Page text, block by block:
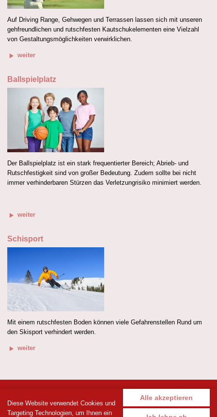
Diese Website verwendet Cookies und
Targeting Technologien, um Ihnen ein
Alle akzeptieren
Auf Driving Range, Gehwegen und Terrassen lassen sich mit unseren
gehfreundlichen und rutschfesten Kautschukelementen eine Vielzahl
von Gestaltungsmöglichkeiten verwirklichen.
weiter
Ballspielplatz
Der Ballspielplatz ist ein stark frequentierter Bereich; Abrieb- und
Rutschfestigkeit sind von großer Bedeutung. Zudem sollte bei nicht
immer verhinderbaren Stürzen das Verletzungrisiko minimiert werden.
weiter
Schisport
Mit einem rutschfesten Boden können viele Gefahrenstellen Rund um
den Skisport verhindert werden.
weiter
Anfrage
Maccani GmbH, Sonnengasse 4, A-6858 Schwarzach/Vbg,